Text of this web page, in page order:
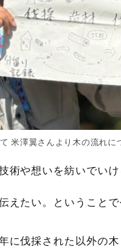
米澤翼さんより木の流れに
術や想いを紡いでい
えたい。ということ
に伐採された以外の